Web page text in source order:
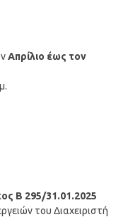
Απρίλιο έως τον
Β 295/31.01.2025
του Διαχειριστή